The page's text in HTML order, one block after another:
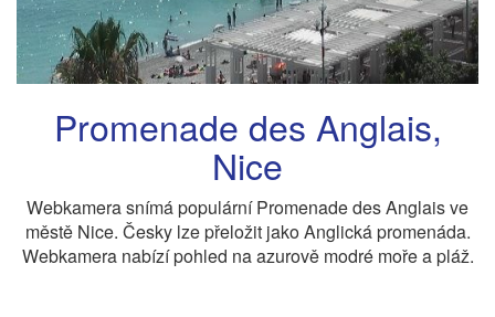
Promenade des Anglais,
Nice
Webkamera snímá populární Promenade des Anglais ve
městě Nice. Česky lze přeložit jako Anglická promenáda.
Webkamera nabízí pohled na azurově modré moře a pláž.